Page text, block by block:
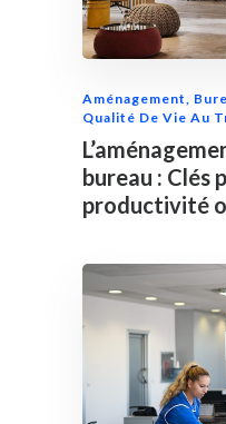
Aménagement
Qualité De Vie Au
bureau : Clés
productivité